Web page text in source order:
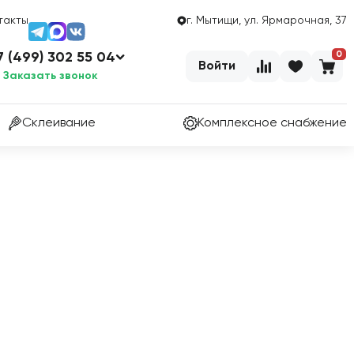
г. Мытищи, ул. Ярмарочная, 37
(499) 302 55 04
Заказать звонок
Войти
0
Склеивание Комплексное снабжение